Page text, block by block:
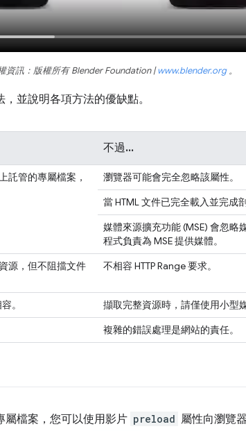
資訊：版權所有 Blender Foundation |www.blender.org。
並說明各項方法的優缺點。
不過...
託管的專屬檔案，
瀏覽器可能會完全忽略該屬性。
當 HTML 文件已完全載入並完成
媒體來源擴充功能 (MSE) 會忽略
程式負責為 MSE 提供媒體。
源，但不阻擋文件
不相容 HTTP Range 要求。
。
擷取完整資源時，請僅使用小型
複雜的錯誤處理是網站的責任。
屬檔案，您可以使用影片 preload 屬性向瀏覽